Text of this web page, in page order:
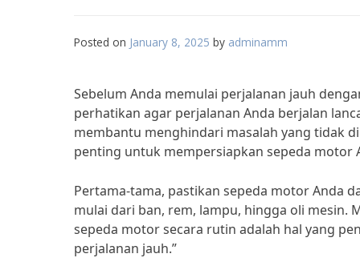
Posted on January 8, 2025 by adminamm
Sebelum Anda memulai perjalanan jauh
perhatikan agar perjalanan Anda berjalan
membantu menghindari masalah yang tidak
penting untuk mempersiapkan sepeda motor
Pertama-tama, pastikan sepeda motor Anda
mulai dari ban, rem, lampu, hingga oli mesin.
sepeda motor secara rutin adalah hal yang
perjalanan jauh.”